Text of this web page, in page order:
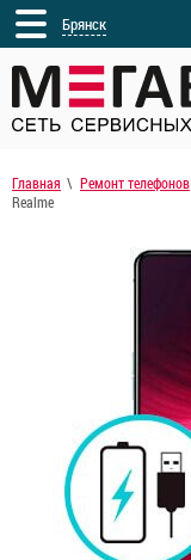
Брянск
Главная Ремонт телефонов
Realme